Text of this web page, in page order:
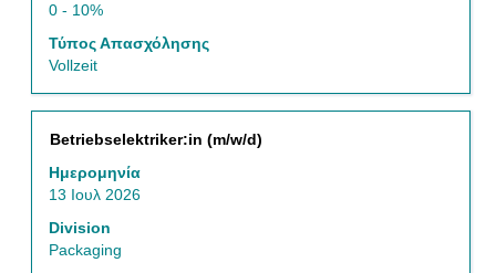
0 - 10%
Τύπος Απασχόλησης
Vollzeit
Τίτλος
Betriebselektriker:in (m/w/d)
Ημερομηνία
13 Ιουλ 2026
Division
Packaging
Επιλέξτε
του
πλήκτρου
διαστήματος
να